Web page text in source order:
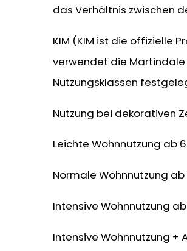
das Verhältnis zwischen
KIM (KIM ist die offizielle
verwendet die
Nutzungsklassen
Nutzung bei dekorativen
Leichte Wohnnutzung ab
Normale Wohnnutzung ab
Intensive Wohnnutzung
Intensive Wohnnutzung +